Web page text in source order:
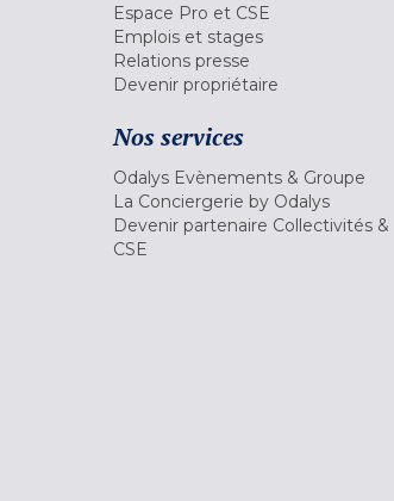
Espace Pro et CSE
Emplois et stages
Relations presse
Devenir propriétaire
Nos services
Odalys Evènements & Groupe
La Conciergerie by Odalys
Devenir partenaire Collectivités &
CSE